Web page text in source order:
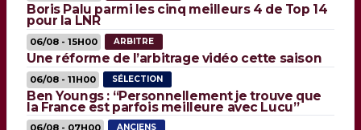
Boris Palu parmi les cinq meilleurs 4 de Top 14
pour la LNR
06/08 - 15H00 ARBITRE
Une réforme de l’arbitrage vidéo cette saison
06/08 - 11H00 SÉLECTION
Ben Youngs : “Personnellement je trouve que
la France est parfois meilleure avec Lucu”
ANCIENS